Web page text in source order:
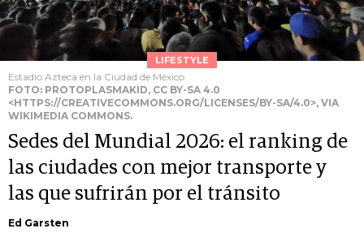
LIFESTYLE
Estadio Azteca en la Ciudad de México
FOTO: PROTOPLASMAKID, CC BY-SA 4.0
<HTTPS://CREATIVECOMMONS.ORG/LICENSES/BY-SA/4.0>, VIA
WIKIMEDIA COMMONS.
Sedes del Mundial 2026: el ranking de
las ciudades con mejor transporte y
las que sufrirán por el tránsito
Ed Garsten